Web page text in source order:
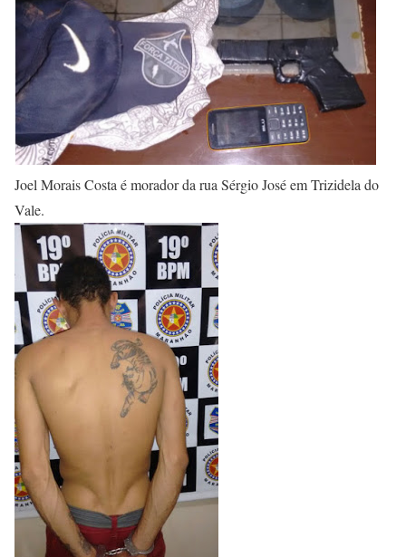
Joel Morais Costa é morador da rua Sérgio José em Trizidela do
Vale.